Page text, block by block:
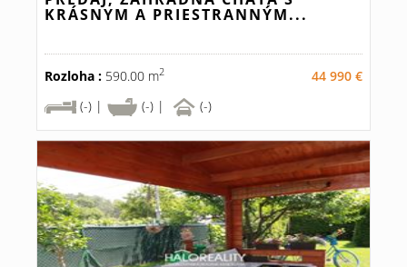
KRÁSNYM A PRIESTRANNÝM...
Rozloha : 590.00 m2
44 990 €
(-) |
(-) | (-)